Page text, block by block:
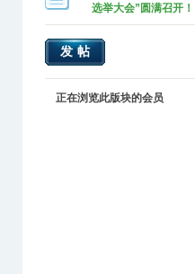
选举大会”圆满召开！
发帖
正在浏览此版块的会员